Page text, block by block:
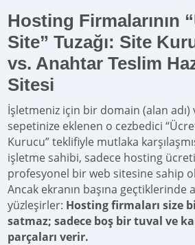
Hosting Firmalarının
Site” Tuzağı: Site
vs. Anahtar Teslim
Sitesi
İşletmeniz için bir domain (alan adı)
sepetinize eklenen o cezbedici
Kurucu” teklifiyle mutlaka
işletme sahibi, sadece hosting
profesyonel bir web sitesine sahip
Ancak ekranın başına geçtiklerinde
yüzleşirler: Hosting firmaları size
satmaz; sadece boş bir tuval ve
parçaları verir.